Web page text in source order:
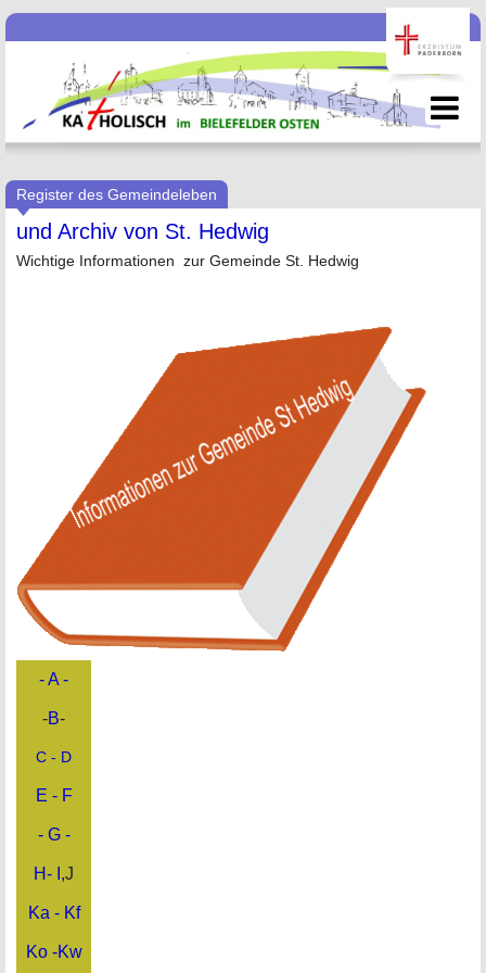
Register des Gemeindeleben
und Archiv von St. Hedwig
Wichtige Informationen zur Gemeinde St. Hedwig
- A -
-B-
C - D
E - F
- G -
H- I,J
Ka - Kf
Ko -Kw